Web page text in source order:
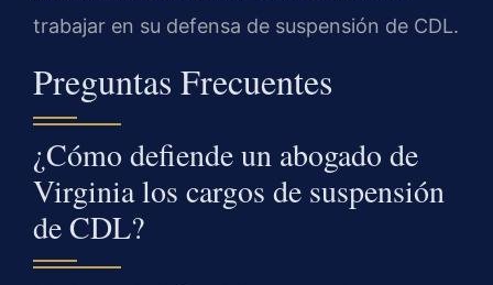
trabajar en su defensa de suspensión de CDL.
Preguntas Frecuentes
¿Cómo defiende un abogado de
Virginia los cargos de suspensión
de CDL?